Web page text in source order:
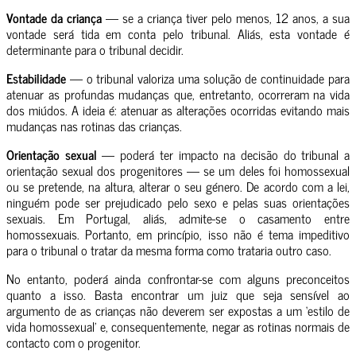
Vontade da criança— se a criança tiver pelo menos, 12 anos, a sua
vontade será tida em conta pelo tribunal. Aliás, esta vontade é
determinante para o tribunal decidir.
Estabilidade— o tribunal valoriza uma solução de continuidade para
atenuar as profundas mudanças que, entretanto, ocorreram na vida
dos miúdos. A ideia é: atenuar as alterações ocorridas evitando mais
mudanças nas rotinas das crianças.
Orientação sexual — poderá ter impacto na decisão do tribunal a
orientação sexual dos progenitores — se um deles foi homossexual
ou se pretende, na altura, alterar o seu género. De acordo com a lei,
ninguém pode ser prejudicado pelo sexo e pelas suas orientações
sexuais. Em Portugal, aliás, admite-se o casamento entre
homossexuais. Portanto, em princípio, isso não é tema impeditivo
para o tribunal o tratar da mesma forma como trataria outro caso.
No entanto, poderá ainda confrontar-se com alguns preconceitos
quanto a isso. Basta encontrar um juiz que seja sensível ao
argumento de as crianças não deverem ser expostas a um ‘estilo de
vida homossexual’ e, consequentemente, negar as rotinas normais de
contacto com o progenitor.